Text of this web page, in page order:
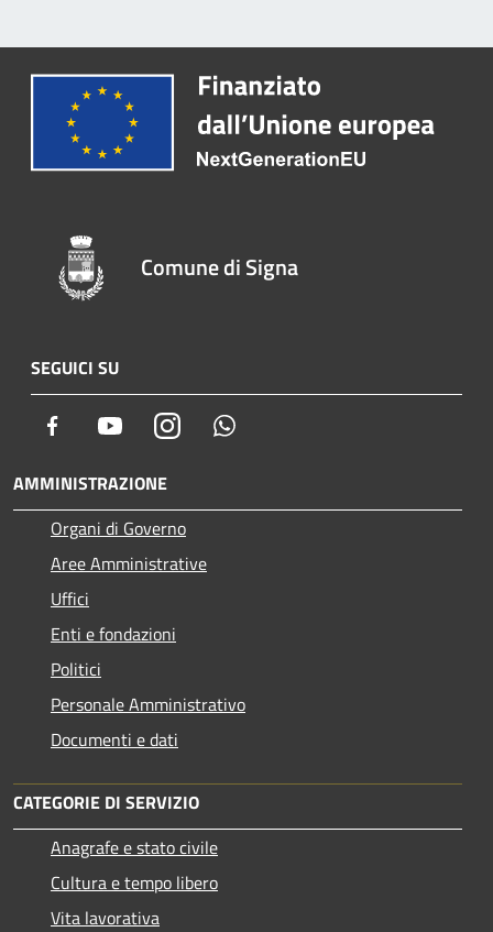
Comune di Signa
SEGUICI SU
Facebook YoutubeInstagram
AMMINISTRAZIONE
Organi di Governo
Aree Amministrative
Uffici
Enti e fondazioni
Politici
Personale Amministrativo
Documenti e dati
CATEGORIE DI SERVIZIO
Anagrafe e stato civile
Cultura e tempo libero
Vita lavorativa